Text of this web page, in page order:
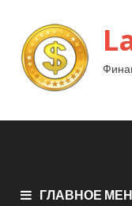
ГЛАВНОЕ